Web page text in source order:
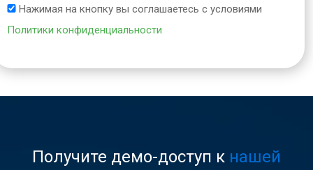
Нажимая на кнопку вы соглашаетесь с условиями
Политики конфиденциальности
Получите демо-доступ к нашей